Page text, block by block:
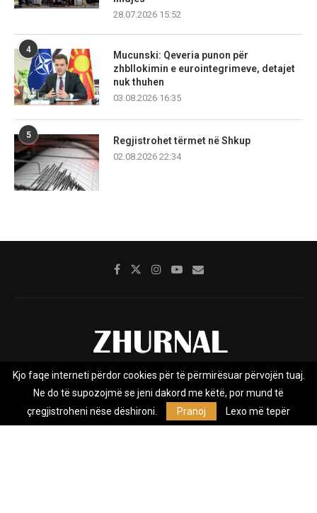
28.07.2026 15:52
4
Mucunski: Qeveria punon për
zhbllokimin e eurointegrimeve, detajet
nuk thuhen
03.08.2026 16:35
5
Regjistrohet tërmet në Shkup
02.08.2026 22:34
Rreth nesh Impresumi Marketing
Kontakt
Privacy Policy
Zhurnal.mk është Agjenci e Lajmeve e pavarur, e themeluar në vitin
Kjo faqe interneti përdor cookies për të përmirësuar përvojën tuaj.
Ne do të supozojmë se jeni dakord me këtë, por mund të
çregjistroheni nëse dëshironi.
Pranoj Lexo më tepër